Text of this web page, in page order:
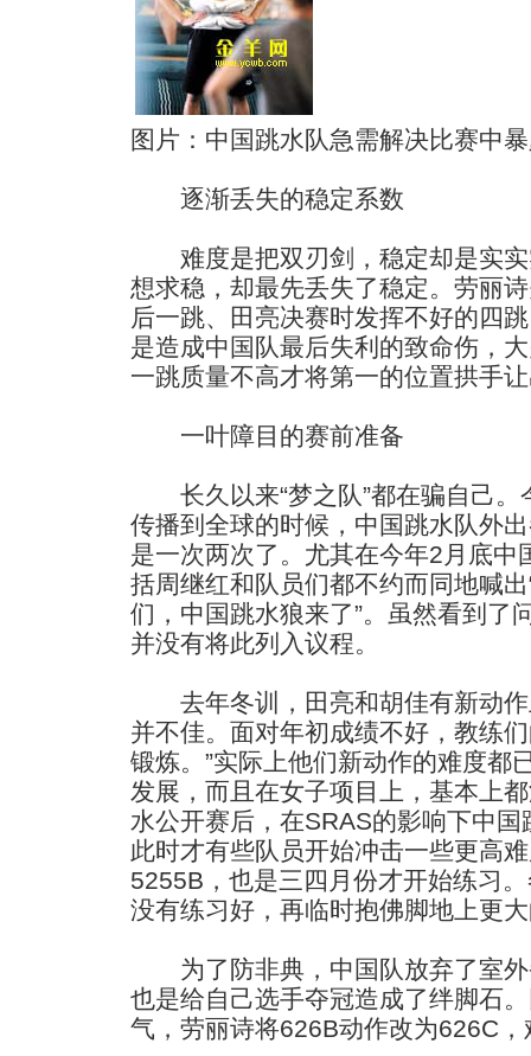
图片：中国跳水队急需解决比赛中
逐渐丢失的稳定系数
难度是把双刃剑，稳定却是实实
想求稳，却最先丢失了稳定。劳丽
后一跳、田亮决赛时发挥不好的四
是造成中国队最后失利的致命伤，
一跳质量不高才将第一的位置拱手
一叶障目的赛前准备
长久以来“梦之队”都在骗自己。
传播到全球的时候，中国跳水队外
是一次两次了。尤其在今年2月底中
括周继红和队员们都不约而同地喊
们，中国跳水狼来了”。虽然看到了
并没有将此列入议程。
去年冬训，田亮和胡佳有新动作
并不佳。面对年初成绩不好，教练
锻炼。”实际上他们新动作的难度都
发展，而且在女子项目上，基本上
水公开赛后，在SRAS的影响下中
此时才有些队员开始冲击一些更高
5255B，也是三四月份才开始练习
没有练习好，再临时抱佛脚地上更
为了防非典，中国队放弃了室外
也是给自己选手夺冠造成了绊脚石
气，劳丽诗将626B动作改为626C